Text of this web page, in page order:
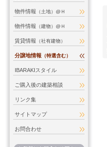
物件情報 （土地）@Ｈ
物件情報 （建物）@Ｈ
賃貸情報 （社有建物）
分譲地情報 （特選含む）
IBARAKIスタイル
ご購入後の建築相談
リンク集
サイトマップ
お問合わせ